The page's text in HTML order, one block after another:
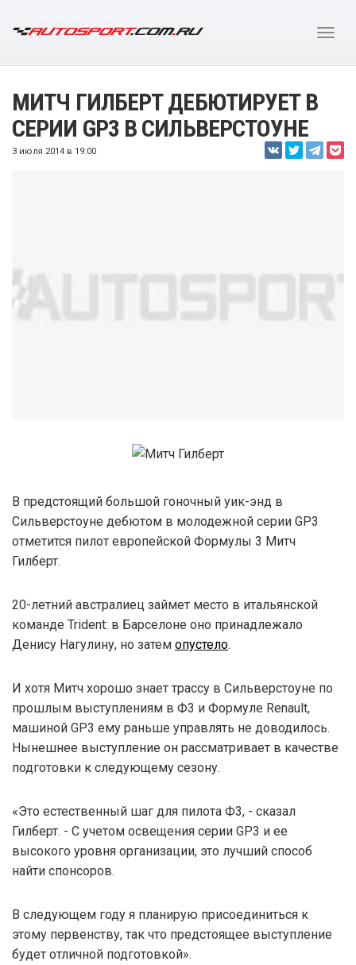
МИТЧ ГИЛБЕРТ ДЕБЮТИРУЕТ В
СЕРИИ GP3 В СИЛЬВЕРСТОУНЕ
3 июля 2014 в 19:00
В предстоящий большой гоночный уик-энд в
Сильверстоуне дебютом в молодежной серии GP3
отметится пилот европейской Формулы 3 Митч
Гилберт.
20-летний австралиец займет место в итальянской
команде Trident: в Барселоне оно принадлежало
Денису Нагулину, но затем опустело.
И хотя Митч хорошо знает трассу в Сильверстоуне по
прошлым выступлениям в Ф3 и Формуле Renault,
машиной GP3 ему раньше управлять не доводилось.
Нынешнее выступление он рассматривает в качестве
подготовки к следующему сезону.
«Это естественный шаг для пилота Ф3, - сказал
Гилберт. - С учетом освещения серии GP3 и ее
высокого уровня организации, это лучший способ
найти спонсоров.
В следующем году я планирую присоединиться к
этому первенству, так что предстоящее выступление
будет отличной подготовкой».